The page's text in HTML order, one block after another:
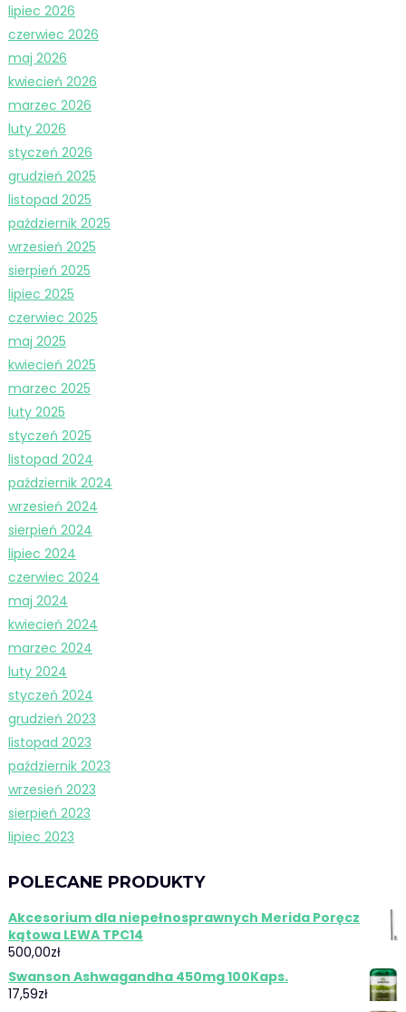
lipiec 2026
czerwiec 2026
maj 2026
kwiecień 2026
marzec 2026
luty 2026
styczeń 2026
grudzień 2025
listopad 2025
październik 2025
wrzesień 2025
sierpień 2025
lipiec 2025
czerwiec 2025
maj 2025
kwiecień 2025
marzec 2025
luty 2025
styczeń 2025
listopad 2024
październik 2024
wrzesień 2024
sierpień 2024
lipiec 2024
czerwiec 2024
maj 2024
kwiecień 2024
marzec 2024
luty 2024
styczeń 2024
grudzień 2023
listopad 2023
październik 2023
wrzesień 2023
sierpień 2023
lipiec 2023
POLECANE PRODUKTY
Akcesorium dla niepełnosprawnych Merida Poręcz
kątowa LEWA TPC14
500,00zł
Swanson Ashwagandha 450mg 100Kaps.
17,59zł